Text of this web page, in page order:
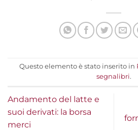
Questo elemento è stato inserito in
segnalibri.
Andamento del latte e
suoi derivati: la borsa
merci